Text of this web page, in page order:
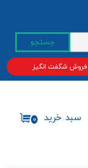
جستجو
۰ سبد خرید
فروش شگفت انگیز